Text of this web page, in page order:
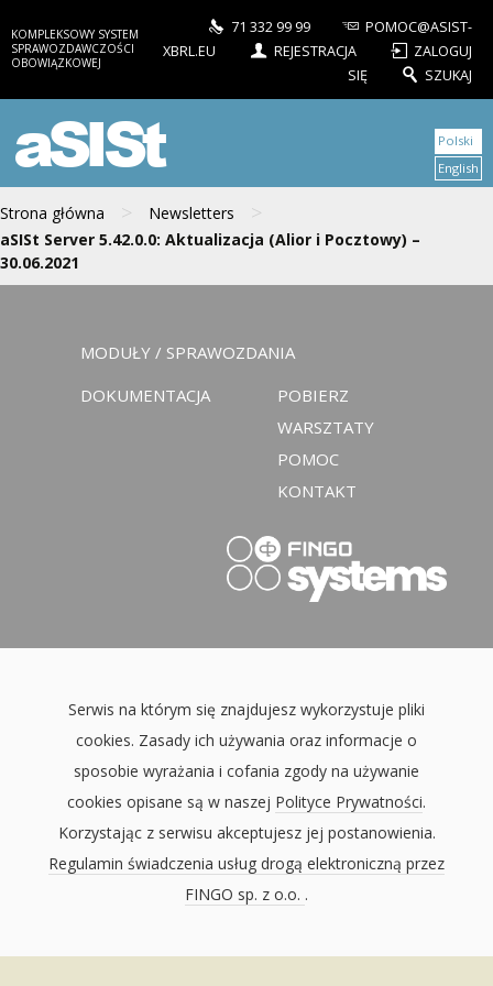
KOMPLEKSOWY SYSTEM
SPRAWOZDAWCZOŚCI
OBOWIĄZKOWEJ
71 332 99 99
POMOC@ASIST-
XBRL.EU
REJESTRACJA
ZALOGUJ
SIĘ
SZUKAJ
aSISt
Strona główna > Newsletters >
aSISt Server 5.42.0.0: Aktualizacja (Alior i Pocztowy) –
30.06.2021
Polski
English
MODUŁY / SPRAWOZDANIA
DOKUMENTACJA
POBIERZ
WARSZTATY
POMOC
KONTAKT
Serwis na którym się znajdujesz wykorzystuje pliki
cookies. Zasady ich używania oraz informacje o
sposobie wyrażania i cofania zgody na używanie
cookies opisane są w naszej Polityce Prywatności.
Korzystając z serwisu akceptujesz jej postanowienia.
Regulamin świadczenia usług drogą elektroniczną przez
FINGO sp. z o.o. .